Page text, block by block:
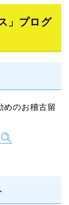
」プログ
のお稽古留